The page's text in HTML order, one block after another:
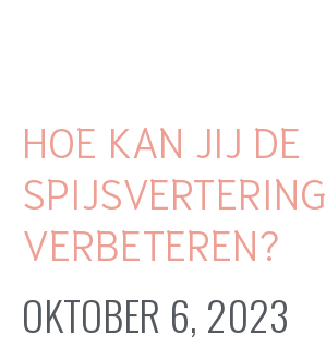
HOE KAN JIJ DE
SPIJSVERTERING
VERBETEREN?
OKTOBER 6, 2023